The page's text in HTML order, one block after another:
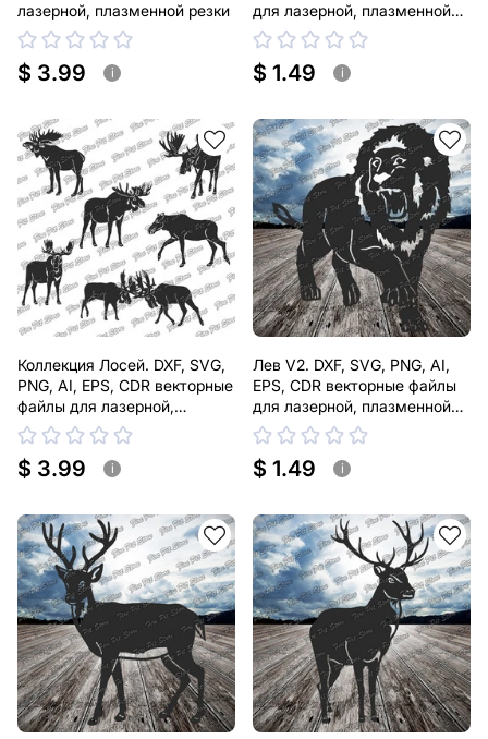
лазерной, плазменной резки
$ 3.99 i
для лазерной, плазменной
резки
$ 1.49 i
Коллекция Лосей. DXF, SVG,
PNG, AI, EPS, CDR векторные
файлы для лазерной,
плазменной резки
$ 3.99 i
Лев V2. DXF, SVG, PNG, AI,
EPS, CDR векторные файлы
для лазерной, плазменной
резки
$ 1.49 i